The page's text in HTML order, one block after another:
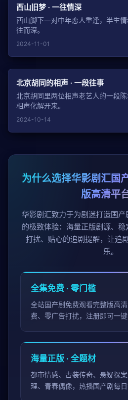
西山旧梦 · 一往情深
西山脚下一对中年恋人重逢，半生
往而深。
2024-11-01
北京胡同的相声 · 一段往事
北京胡同里两位相声老艺人的一段
相声化解开来。
2024-10-14
为什么选择华影剧汇国
版高清平
华影剧汇致力于为剧迷打造国
的极致体验：海量正版剧源、
打扰、贴心的追剧提醒，让追
乐。
全集免费 · 零门槛
全站国产剧免费观看完整版高
费、零广告打扰，注册即可一键
海量正版 · 全题材
都市情感、古装传奇、悬疑探
理、青春偶像，热播国产剧每日